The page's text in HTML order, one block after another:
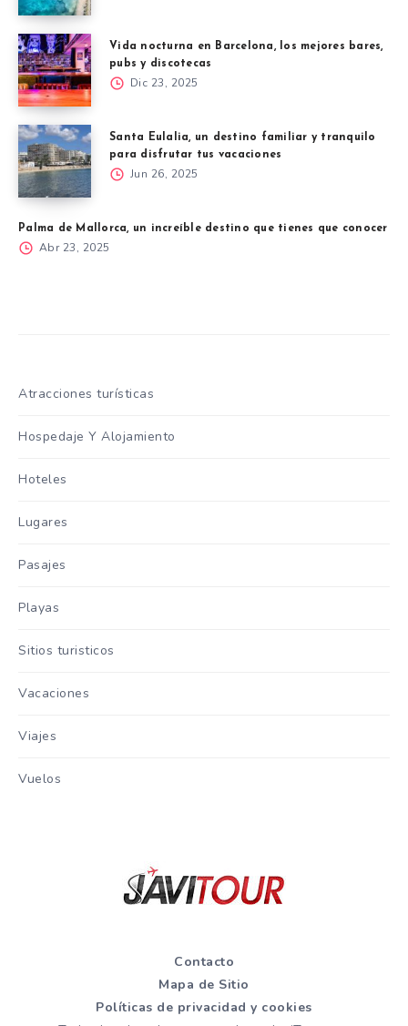
Vida nocturna en Barcelona, los mejores bares,
pubs y discotecas
Dic 23, 2025
Santa Eulalia, un destino familiar y tranquilo
para disfrutar tus vacaciones
Jun 26, 2025
Palma de Mallorca, un increíble destino que tienes que conocer
Abr 23, 2025
Atracciones turísticas
Hospedaje Y Alojamiento
Hoteles
Lugares
Pasajes
Playas
Sitios turisticos
Vacaciones
Viajes
Vuelos
Contacto
Mapa de Sitio
Políticas de privacidad y cookies